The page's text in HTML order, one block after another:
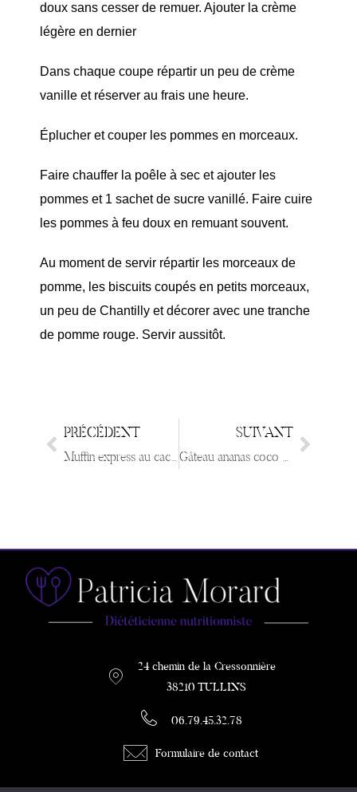
doux sans cesser de remuer. Ajouter la crème
légère en dernier
Dans chaque coupe répartir un peu de crème
vanille et réserver au frais une heure.
Éplucher et couper les pommes en morceaux.
Faire chauffer la poêle à sec et ajouter les
pommes et 1 sachet de sucre vanillé. Faire cuire
les pommes à feu doux en remuant souvent.
Au moment de servir répartir les morceaux de
pomme, les biscuits coupés en petits morceaux,
un peu de Chantilly et décorer avec une tranche
de pomme rouge. Servir aussitôt.
PRÉCÉDENT
Muffin express au cacao
SUIVANT
Gâteau ananas coco ultra light sans graisse
24 chemin de la Cressonnière
38210 TULLINS
06.79.45.32.78
Formulaire de contact